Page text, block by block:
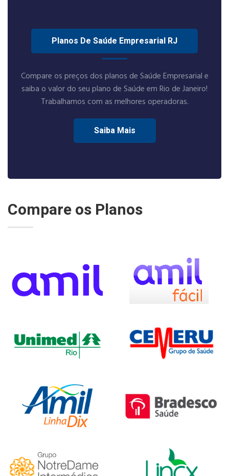
Planos De Saúde Empresarial RJ
Compare os preços dos planos de Saúde Empresarial e
saiba o valor do seu plano de Saúde em Rio de Janeiro!
Trabalhamos com as melhores operadoras.
Saiba Mais
Compare os Planos